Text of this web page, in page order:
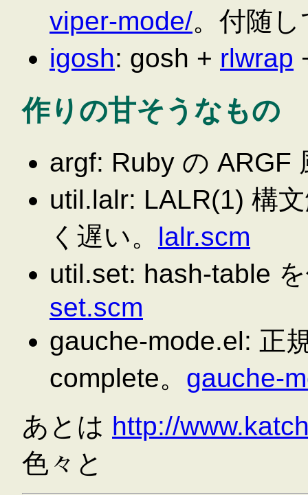
viper-mode/。付随
igosh: gosh + rlwrap
作りの甘そうなもの
argf: Ruby の ARGF
util.lalr: LALR(1) 構
く遅い。 lalr.scm
util.set: hash-table
set.scm
gauche-mode.el: 正
complete。 gauche-
あとは http://
色々と